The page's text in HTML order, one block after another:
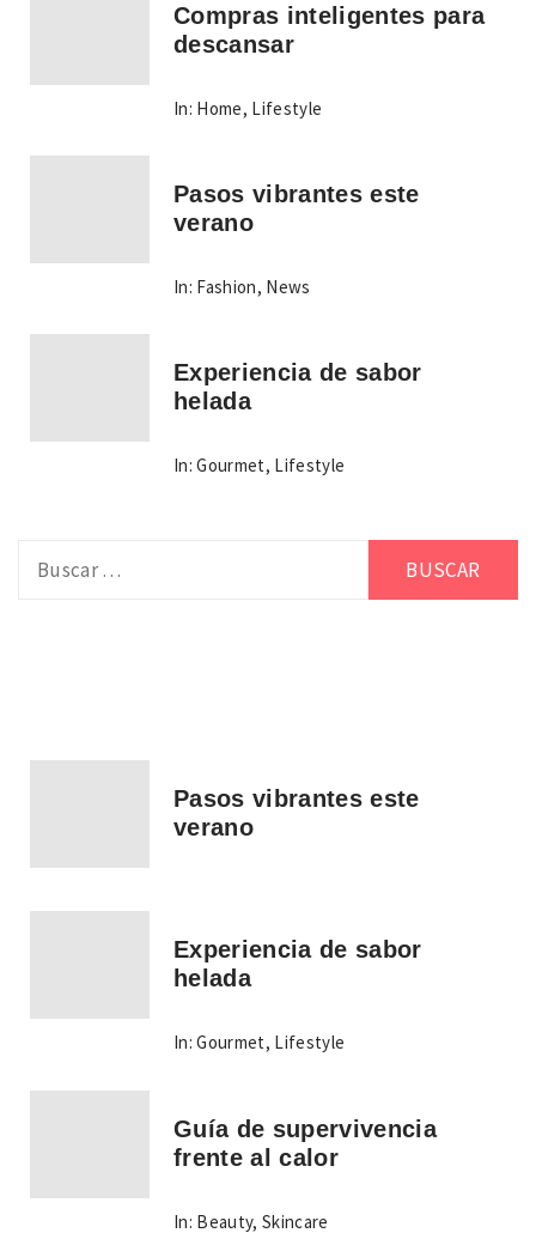
Compras inteligentes para
descansar
In: Home, Lifestyle
Pasos vibrantes este
verano
In: Fashion, News
Experiencia de sabor
helada
In: Gourmet, Lifestyle
Pasos vibrantes este
verano
Experiencia de sabor
helada
In: Gourmet, Lifestyle
Guía de supervivencia
frente al calor
In: Beauty,Skincare